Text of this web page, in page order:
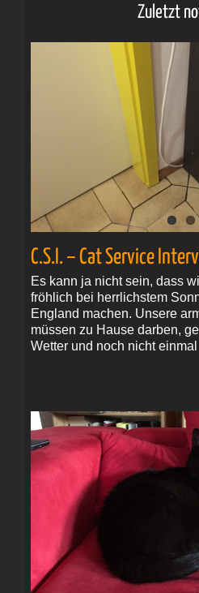
Zuletzt
C.S.I. – Cat Service
Es kann ja nicht sein, dass
fröhlich bei herrlichstem
England machen. Unsere
müssen zu Hause darben,
Wetter und noch nicht